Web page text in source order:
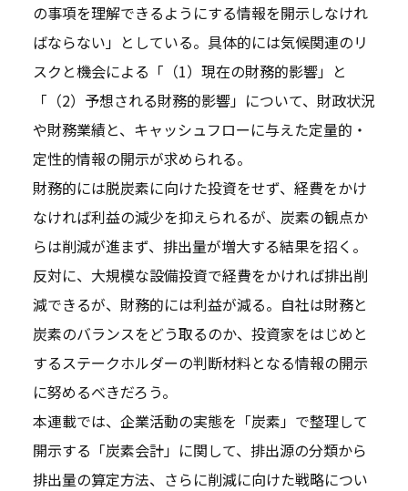
の事項を理解できるようにする情報を開示しなけれ
ばならない」としている。具体的には気候関連のリ
スクと機会による「（1）現在の財務的影響」と
「（2）予想される財務的影響」について、財政状況
や財務業績と、キャッシュフローに与えた定量的・
定性的情報の開示が求められる。
財務的には脱炭素に向けた投資をせず、経費をかけ
なければ利益の減少を抑えられるが、炭素の観点か
らは削減が進まず、排出量が増大する結果を招く。
反対に、大規模な設備投資で経費をかければ排出削
減できるが、財務的には利益が減る。自社は財務と
炭素のバランスをどう取るのか、投資家をはじめと
するステークホルダーの判断材料となる情報の開示
に努めるべきだろう。
本連載では、企業活動の実態を「炭素」で整理して
開示する「炭素会計」に関して、排出源の分類から
排出量の算定方法、さらに削減に向けた戦略につい